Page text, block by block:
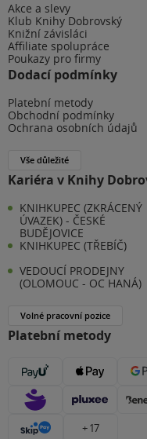
Akce a slevy
Klub Knihy Dobrovský
Knižní závisláci
Affiliate spolupráce
Poukazy pro firmy
Dodací podmínky
Platební metody
Obchodní podmínky
Ochrana osobních údajů
Vše důležité
Kariéra v Knihy
KNIHKUPEC (ZKRÁCENÝ
ÚVAZEK) - ČESKÉ
BUDĚJOVICE
KNIHKUPEC (TŘEBÍČ)
VEDOUCÍ PRODEJNY
(OLOMOUC - OC HANÁ)
Volné pracovní pozice
Platební metody
+ 17